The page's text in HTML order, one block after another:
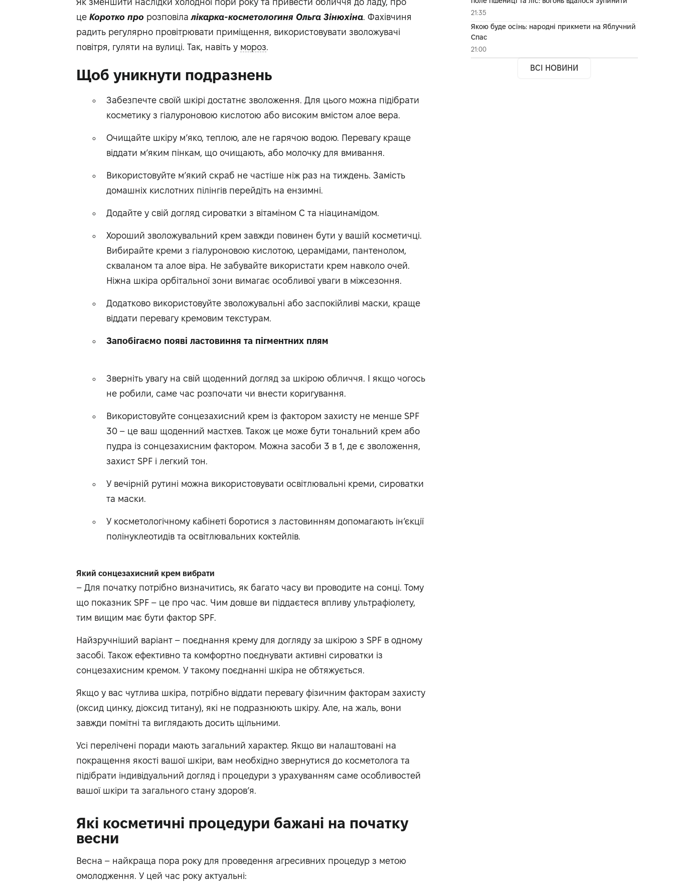
це Коротко про розповілалікарка-косметологиня Ольга Зінюхіна. Фахівчиня
радить регулярно провітрювати приміщення, використовувати зволожувачі
повітря, гуляти на вулиці. Так, навіть у мороз.
Щоб уникнути подразнень
Забезпечте своїй шкірі достатнє зволоження. Для цього можна підібрати
косметику з гіалуроновою кислотою або високим вмістом алое вера.
Очищайте шкіру м’яко, теплою, але не гарячою водою. Перевагу краще
віддати м’яким пінкам, що очищають, або молочку для вмивання.
Використовуйте м’який скраб не частіше ніж раз на тиждень. Замість
домашніх кислотних пілінгів перейдіть на ензимні.
Додайте у свій догляд сироватки з вітаміном С та ніацинамідом.
Хороший зволожувальний крем завжди повинен бути у вашій косметичці.
Вибирайте креми з гіалуроновою кислотою, церамідами, пантенолом,
скваланом та алое віра. Не забувайте використати крем навколо очей.
Ніжна шкіра орбітальної зони вимагає особливої ​​уваги в міжсезоння.
Додатково використовуйте зволожувальні або заспокійливі маски, краще
віддати перевагу кремовим текстурам.
Запобігаємо появі ластовиння та пігментних плям
Зверніть увагу на свій щоденний догляд за шкірою обличчя. І якщо чогось
не робили, саме час розпочати чи внести коригування.
Використовуйте сонцезахисний крем із фактором захисту не менше SPF
30 – це ваш щоденний мастхев. Також це може бути тональний крем або
пудра із сонцезахисним фактором. Можна засоби 3 в 1, де є зволоження,
захист SPF і легкий тон.
У вечірній рутині можна використовувати освітлювальні креми, сироватки
та маски.
У косметологічному кабінеті боротися з ластовинням допомагають ін’єкції
полінуклеотидів та освітлювальних коктейлів.
Який сонцезахисний крем вибрати
– Для початку потрібно визначитись, як багато часу ви проводите на сонці. Тому
що показник SPF – це про час. Чим довше ви піддаєтеся впливу ультрафіолету,
тим вищим має бути фактор SPF.
Найзручніший варіант – поєднання крему для догляду за шкірою з SPF в одному
засобі. Також ефективно та комфортно поєднувати активні сироватки із
сонцезахисним кремом. У такому поєднанні шкіра не обтяжується.
Якщо у вас чутлива шкіра, потрібно віддати перевагу фізичним факторам захисту
(оксид цинку, діоксид титану), які не подразнюють шкіру. Але, на жаль, вони
завжди помітні та виглядають досить щільними.
Усі перелічені поради мають загальний характер. Якщо ви налаштовані на
покращення якості вашої шкіри, вам необхідно звернутися до косметолога та
підібрати індивідуальний догляд і процедури з урахуванням саме особливостей
вашої шкіри та загального стану здоров’я.
Які косметичні процедури бажані на початку
весни
Весна – найкраща пора року для проведення агресивних процедур з метою
омолодження. У цей час року актуальні:
21:35
Якою буде осінь: народні прикмети на Яблучний
Спас
21:00
ВСІ НОВИНИ